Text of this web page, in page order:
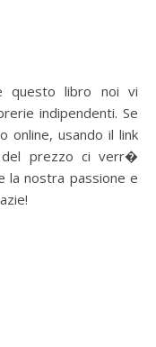
questo libro noi vi
indipendenti. Se
usando il link
del prezzo ci verr�
la nostra passione e